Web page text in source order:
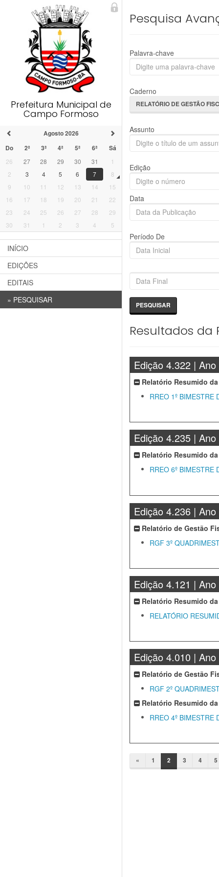
Prefeitura Municipal de
Campo Formoso
Agosto 2026
Do
2ª 3ª 4ª 5ª 6ª Sá
26 27 28 29 30 31
1
2
3 4 5 6 7
8
9
10 11 12 13 14
15
16
17 18 19 20 21
22
23
24 25 26 27 28
29
30
31 1 2 3 4 5
INÍCIO
EDIÇÕES
EDITAIS
» PESQUISAR
Pesquisa
Palavra-chave
Caderno
RELATÓRIO DE GESTÃO
Assunto
Edição
Data
Período De
Resultados da
Edição 4.322 | Ano
Relatório Resumido
RREO 1º BIMESTRE
Edição 4.235 | Ano
Relatório Resumido
RREO 6º BIMESTRE
Edição 4.236 | Ano
Relatório de Gestão
RGF 3º
Edição 4.121 | Ano
Relatório Resumido
RELATÓRIO
Edição 4.010 | Ano
Relatório de Gestão
RGF 2º
Relatório Resumido
RREO 4º BIMESTRE
« 1 2 3 4 5